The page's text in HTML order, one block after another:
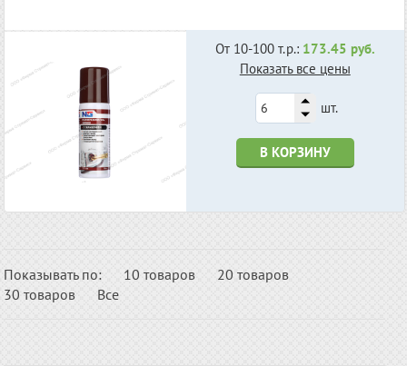
От 10-100 т.р.: 173.45 руб.
Показать все цены
шт.
В КОРЗИНУ
Показывать по: 10 товаров
20 товаров
30 товаров
Все